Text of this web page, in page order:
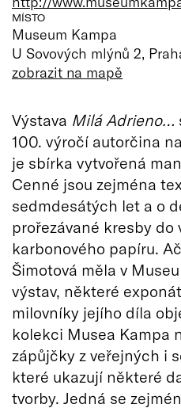
MÍSTO
Museum Kampa
U Sovových mlýnů 2,
zobrazit na mapě
Výstava Milá Adrieno…
100. výročí autorčina
je sbírka vytvořená
Cenné jsou zejména
sedmdesátých let a o
prořezávané kresby do
karbonového papíru.
Šimotová měla v
výstav, některé
milovníky jejího díla
kolekci Musea Kampa
zápůjčky z veřejných i
které ukazují některé
tvorby. Jedná se